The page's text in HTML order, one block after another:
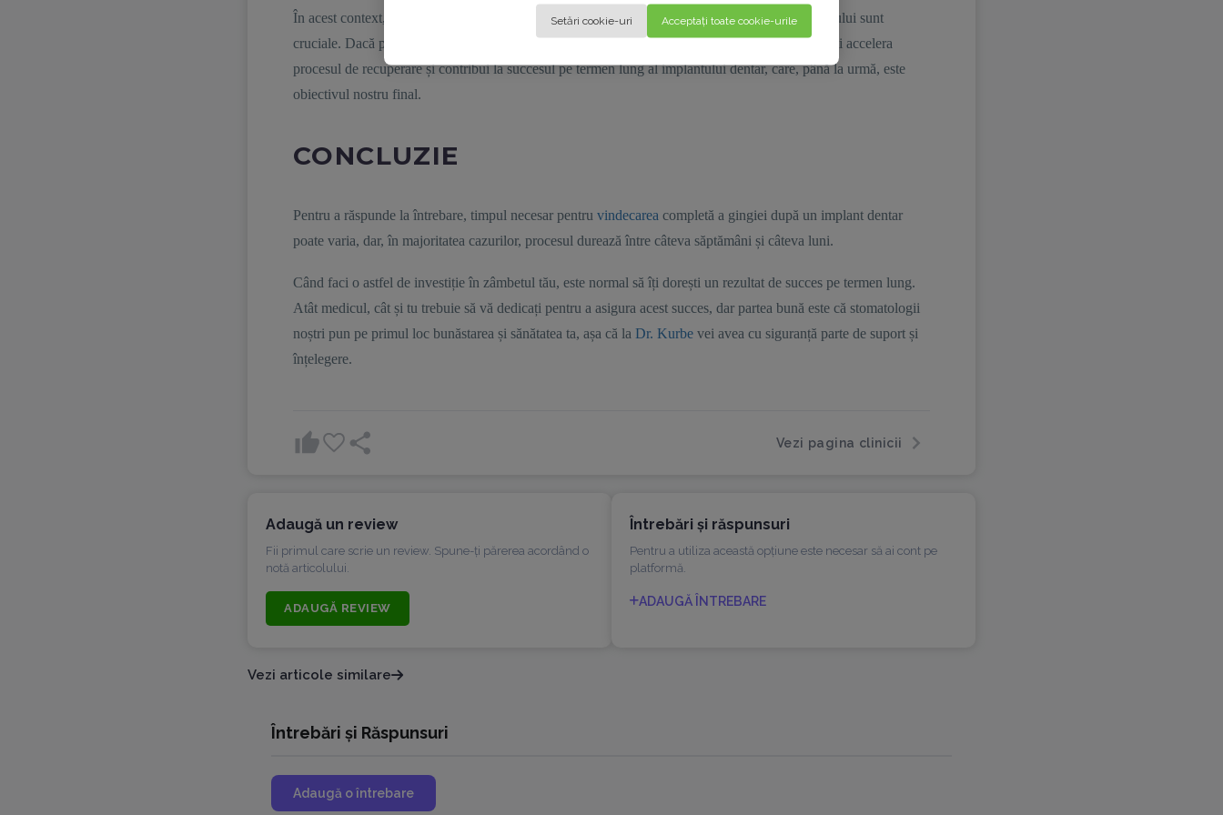
În acest context, menținerea unei igiene orale adecvate și respectarea strictă a indicațiilor medicului sunt
cruciale. Dacă poți preveni eventualele complicații postoperatorii, de ce să nu o faci? Astfel, poți accelera
procesul de recuperare și contribui la succesul pe termen lung al implantului dentar, care, până la urmă, este
obiectivul nostru final.
CONCLUZIE
Pentru a răspunde la întrebare, timpul necesar pentru vindecarea completă a gingiei după un implant dentar
poate varia, dar, în majoritatea cazurilor, procesul durează între câteva săptămâni și câteva luni.
Când faci o astfel de investiție în zâmbetul tău, este normal să îți dorești un rezultat de succes pe termen lung.
Atât medicul, cât și tu trebuie să vă dedicați pentru a asigura acest succes, dar partea bună este că stomatologii
noștri pun pe primul loc bunăstarea și sănătatea ta, așa că la Dr. Kurbe vei avea cu siguranță parte de suport și
înțelegere.
Vezi pagina clinicii
Adaugă un review
Fii primul care scrie un review. Spune-ți părerea acordând o
notă articolului.
ADAUGĂ REVIEW
Întrebări şi răspunsuri
Pentru a utiliza această opțiune este necesar să ai cont pe
platformă.
ADAUGĂ ÎNTREBARE
Vezi articole similare
Întrebări și Răspunsuri
Adaugă o întrebare
Setări cookie-uri Acceptați toate cookie-urile